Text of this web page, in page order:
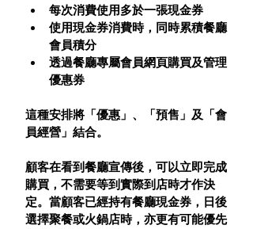
每次消費使用多於一張現金券
使用現金券消費時，同時累積餐廳
會員積分
透過餐廳專屬會員網頁購買及管理
優惠券
這種安排將「優惠」、「預售」及「會
員經營」結合。
顧客在看到餐廳宣傳後，可以立即完成
購買，不需要等到實際到店時才作決
定。當顧客已經持有餐廳現金券，日後
選擇聚餐或火鍋店時，亦更有可能優先